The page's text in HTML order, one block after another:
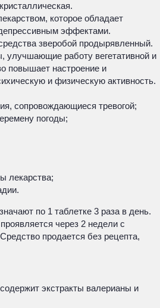
которое обладает
эффектами.
зверобой продырявленный.
работу вегетативной и
повышает настроение и
и физическую активность.
сопровождающиеся тревогой;
погоды;
лекарства;
по 1 таблетке 3 раза в день.
через 2 недели с
продается без рецепта,
экстракты валерианы и